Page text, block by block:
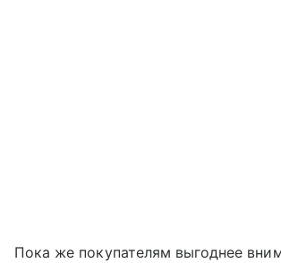
Пока же покупателям выгоднее